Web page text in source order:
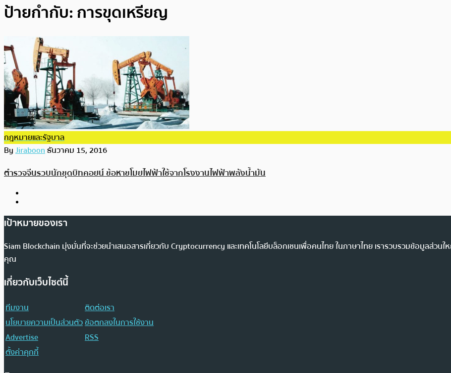
ป้ายกำกับ: การขุดเหรียญ
กฎหมายและรัฐบาล
ByJiraboonธันวาคม 15, 2016
ตำรวจจีนรวบนักขุดบิทคอยน์ ข้อหาขโมยไฟฟ้าใช้จากโรงงานไฟฟ้าพลังน้ำมัน
เป้าหมายของเรา
Siam Blockchain มุ่งมั่นที่จะช่วยนำเสนอสารเกี่ยวกับ Cryptocurrency และเทคโนโลยีบล็อกเชนเพื่อคนไทย ในภาษาไทย เรารวบรวมข้อมูลส่วน
คุณ
เกี่ยวกับเว็บไซต์นี้
ทีมงาน
ติดต่อเรา
นโยบายความเป็นส่วนตัวข้อตกลงในการใช้งาน
Advertise
RSS
ตั้งค่าคุกกี้